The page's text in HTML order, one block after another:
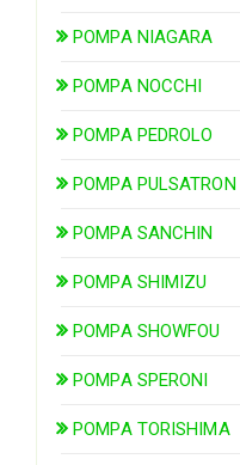
POMPA NIAGARA
POMPA NOCCHI
POMPA PEDROLO
POMPA PULSATRON
POMPA SANCHIN
POMPA SHIMIZU
POMPA SHOWFOU
POMPA SPERONI
POMPA TORISHIMA